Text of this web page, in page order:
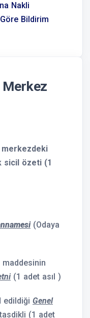
Nakli
Bildirim
merkezdeki
sicil özeti (1
(Odaya
(1 adet asıl )
edildiği Genel
(1 adet